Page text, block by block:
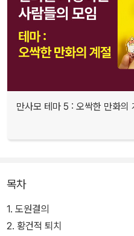
만사모 테마 5 : 오싹한 만화의
목차
1. 도원결의
2. 황건적 퇴치